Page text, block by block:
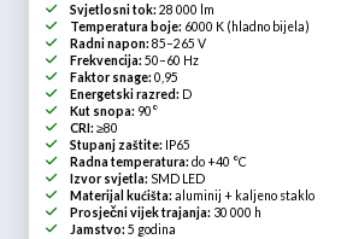
Svjetlosni tok: 28 000 lm
Temperatura boje: 6000 K (hladno bijela)
Radni napon: 85–265 V
Frekvencija: 50–60 Hz
Faktor snage: 0,95
Energetski razred: D
Kut snopa: 90°
CRI: ≥80
Stupanj zaštite: IP65
Radna temperatura: do +40 °C
Izvor svjetla: SMD LED
Materijal kućišta: aluminij + kaljeno staklo
Prosječni vijek trajanja: 30 000 h
Jamstvo: 5 godina